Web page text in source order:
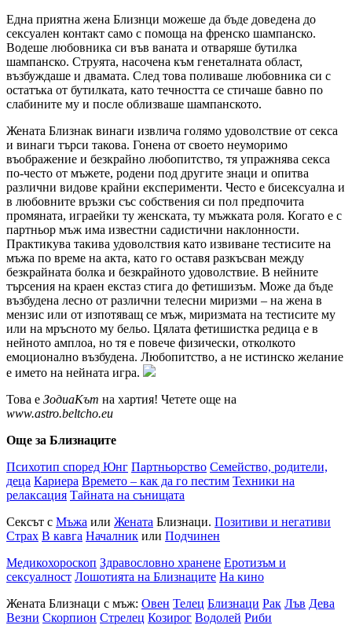
Една приятна жена Близнци можеше да бъде доведена до
сексуален контакт само с помоща на френско шампанско.
Водеше любовника си във ваната и отваряше бутилка
шампанско. Струята, насочена към генеталната област,
възбужда­ше и двамата. След това поливаше любовника си с
остатъка от бутилката, като течността се стичаше бавно по
слабините му и после облизваше шампанското.
Жената Близнак винаги извлича голямо удоволствие от секса
и винаги търси такова. Гонена от своето неуморимо
въображение и безкрайно любопитство, тя упражнява секса
по-често от мъжете, родени под другите знаци и опитва
различни видове крайни експерименти. Често е бисексуална и
в любовните връзки със собствения си пол предпочита
промяната, играейки ту женската, ту мъжката роля. Когато е с
партньор мъж има известни садистични наклонности.
Практикува такива удоволствия като извиване тестисите на
мъжа по време на акта, като го оставя разкъсван между
безкрайната болка и безкрайното удоволствие. В нейните
търсения на краен екстаз стига до фетишизъм. Може да бъде
възбудена лесно от различни телесни миризми – на жена в
мензис или от изпотяващ се мъж, миризмата на тестисите му
или на мръсното му бельо. Цялата фетишистка редица е в
нейното амплоа, но тя е повече физически, отколкото
емоционално възбудена. Любопитство, а не истинско желание
е името на нейната игра.
Това е ЗодиаКът на хартия! Четете още на
www.astro.beltcho.eu
Още за Близнаците
Психотип според Юнг Партньорство Семейство, родители,
деца Кариера Времето – как да го пестим Техники на
релаксация Тайната на сънищата
Сексът с Мъжа или Жената Близнаци. Позитиви и негативи
Страх В кавга Началник или Подчинен
Медикохороскоп Здравословно хранене Еротизъм и
сексуалност Лошотията на Близнаците На кино
Жената Близнаци с мъж: Овен Телец Близнаци Рак Лъв Дева
Везни Скорпион Стрелец Козирог Водолей Риби